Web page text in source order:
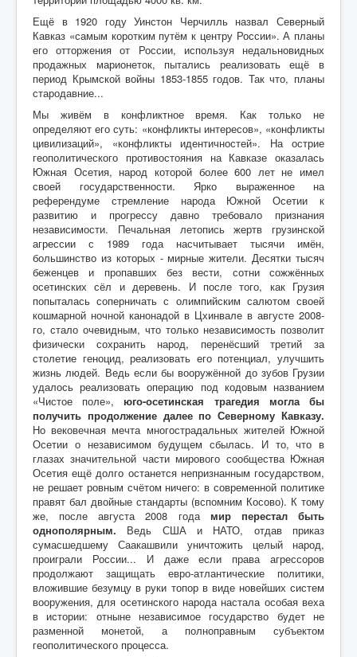
Ещё в 1920 году Уинстон Черчилль назвал Северный
Кавказ «самым коротким путём к центру России». А планы
его отторжения от России, используя недальновидных
продажных марионеток, пытались реализовать ещё в
период Крымской войны 1853-1855 годов. Так что, планы
стародавние...
Мы живём в конфликтное время. Как только не
определяют его суть: «конфликты интересов», «конфликты
цивилизаций», «конфликты идентичностей». На острие
геополитического противостояния на Кавказе оказалась
Южная Осетия, народ которой более 600 лет не имел
своей государственности. Ярко выраженное на
референдуме стремление народа Южной Осетии к
развитию и прогрессу давно требовало признания
независимости. Печальная летопись жертв грузинской
агрессии с 1989 года насчитывает тысячи имён,
большинство из которых - мирные жители. Десятки тысяч
беженцев и пропавших без вести, сотни сожжённых
осетинских сёл и деревень. И после того, как Грузия
попыталась соперничать с олимпийским салютом своей
кошмарной ночной канонадой в Цхинвале в августе 2008-
го, стало очевидным, что только независимость позволит
физически сохранить народ, перенёсший третий за
столетие геноцид, реализовать его потенциал, улучшить
жизнь людей. Ведь если бы вооружённой до зубов Грузии
удалось реализовать операцию под кодовым названием
«Чистое поле», юго-осетинская трагедия могла бы
получить продолжение далее по Северному Кавказу.
Но вековечная мечта многострадальных жителей Южной
Осетии о независимом будущем сбылась. И то, что в
глазах значительной части мирового сообщества Южная
Осетия ещё долго останется непризнанным государством,
не решает ровным счётом ничего: в современной политике
правят бал двойные стандарты (вспомним Косово). К тому
же, после августа 2008 года мир перестал быть
однополярным. Ведь США и НАТО, отдав приказ
сумасшедшему Саакашвили уничтожить целый народ,
проиграли России... И даже если права агрессоров
продолжают защищать евро-атлантические политики,
вложившие безумцу в руки топор в виде новейших систем
вооружения, для осетинского народа настала особая веха
в истории: отныне независимое государство будет не
разменной монетой, а полноправным субъектом
геополитического процесса.